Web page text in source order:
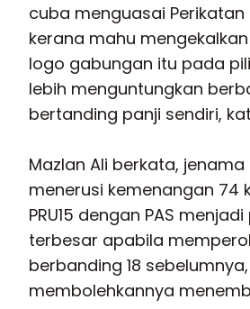
cuba menguasai Perikatan
kerana mahu
logo gabungan itu pada
lebih menguntungkan
bertanding panji sendiri,
Mazlan Ali berkata, jenama
menerusi kemenangan 74
PRU15 dengan PAS
terbesar apabila
berbanding 18
membolehkannya